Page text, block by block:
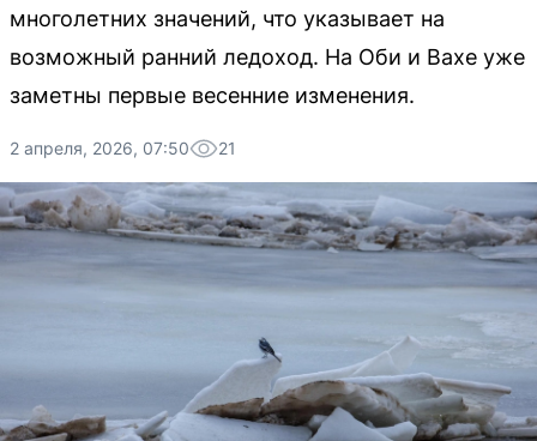
многолетних значений, что указывает на
возможный ранний ледоход. На Оби и Вахе уже
заметны первые весенние изменения.
2 апреля, 2026, 07:50 21